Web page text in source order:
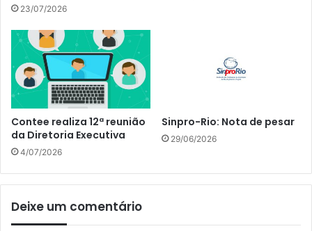
23/07/2026
Contee realiza 12ª reunião
da Diretoria Executiva
4/07/2026
Sinpro-Rio: Nota de pesar
29/06/2026
Deixe um comentário